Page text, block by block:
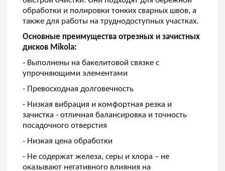
обработки и полировки тонких сварных швов, а
также для работы на труднодоступных участках.
Основные преимущества отрезных и зачистных
дисков Mikola:
- Выполнены на бакелитовой связке с
упрочняющими элементами
- Превосходная долговечность
- Низкая вибрация и комфортная резка и
зачистка - отличная балансировка и точность
посадочного отверстия
- Низкая цена обработки
- Не содержат железа, серы и хлора – не
оказывают негативного влияния на